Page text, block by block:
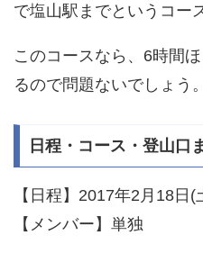
で塩山駅までというコー
このコースなら、6時間
るので問題ないでしょう。
日程・コース・登山口
【日程】2017年2月18
【メンバー】単独